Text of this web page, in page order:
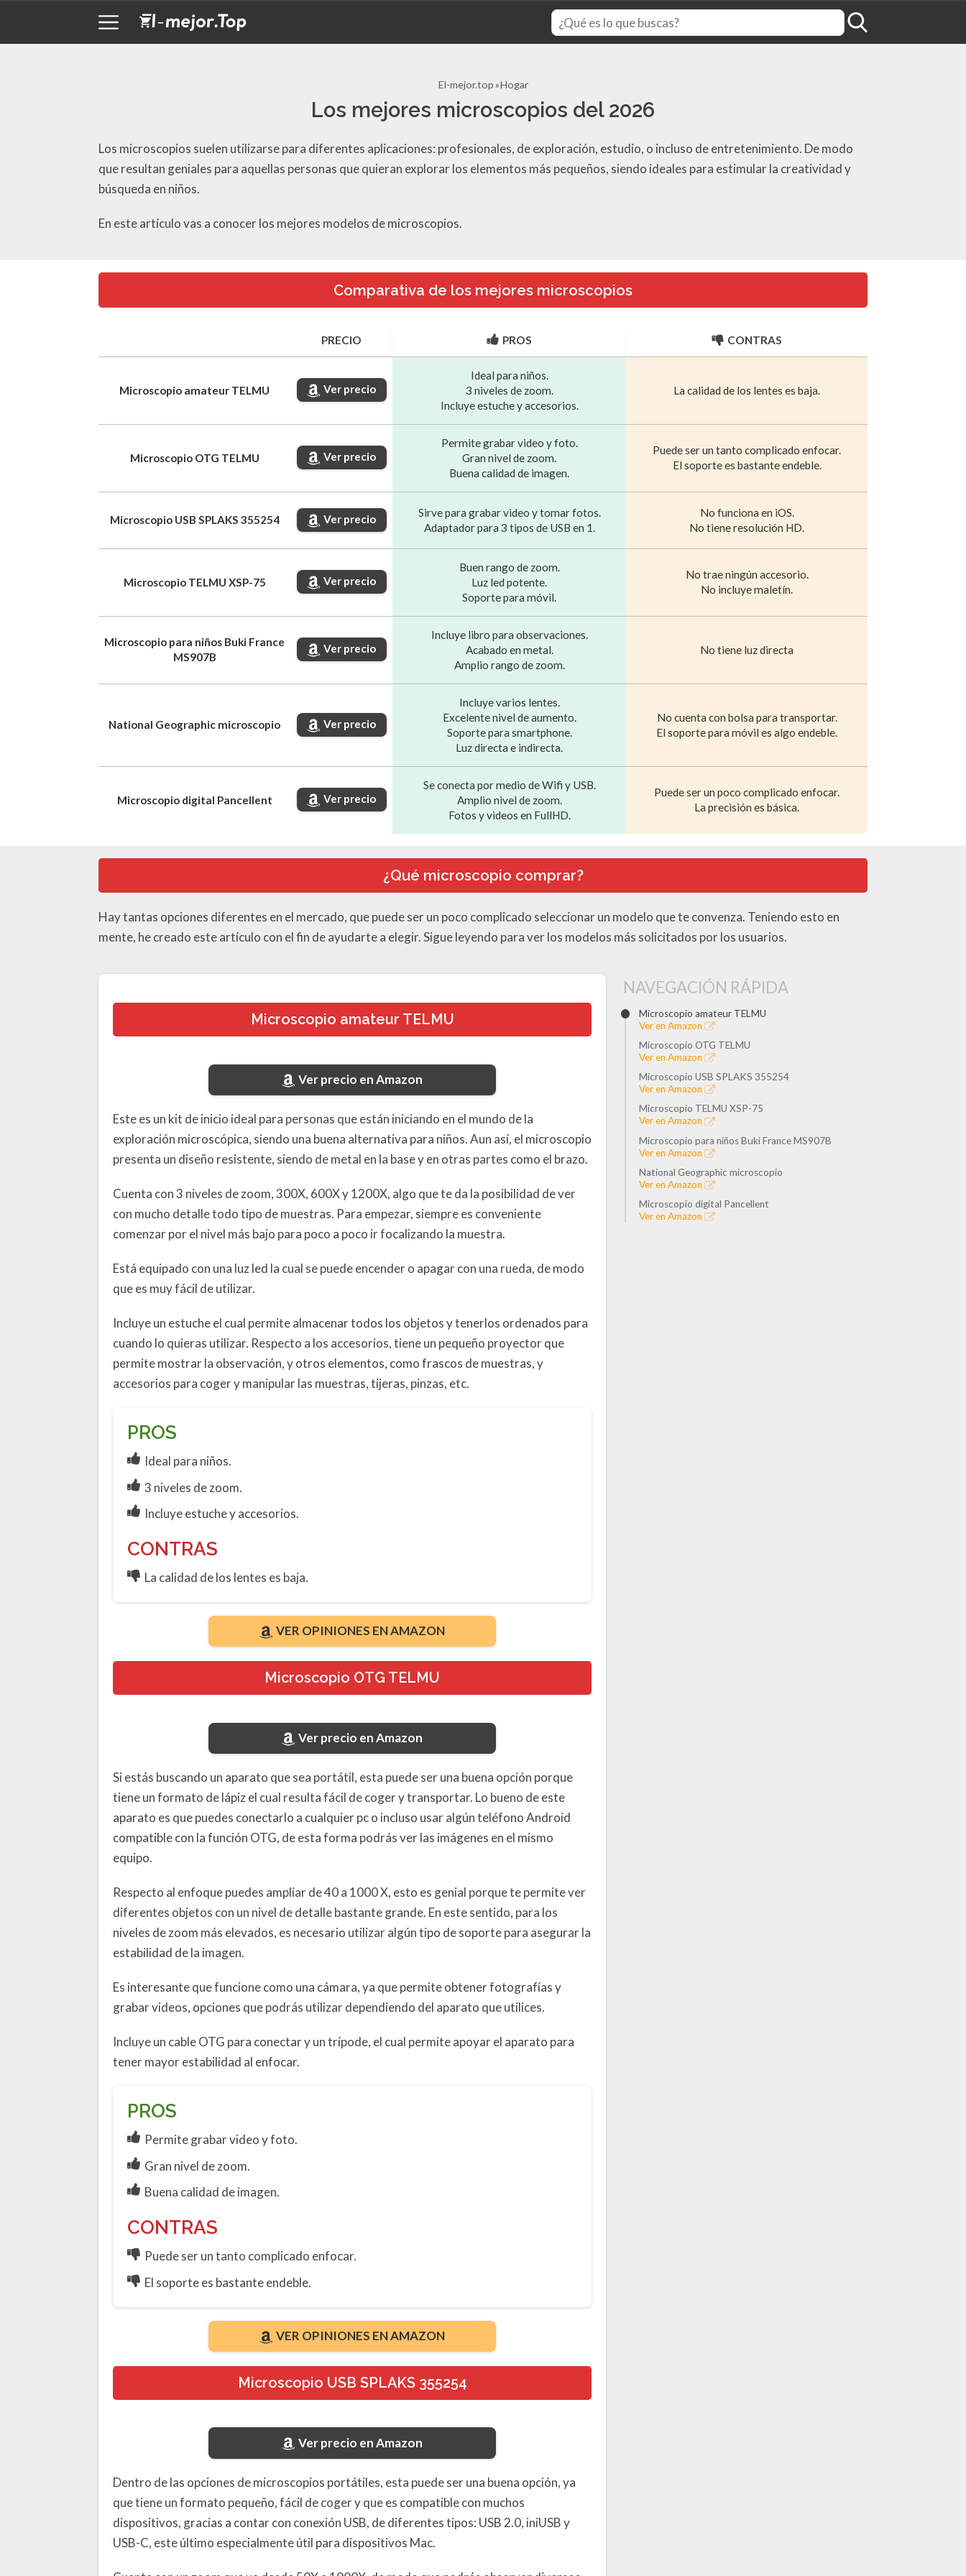
El-mejor.top Hogar
Los mejores microscopios del 2026
Los microscopios suelen utilizarse para diferentes aplicaciones: profesionales, de exploración, estudio, o incluso de entretenimiento. De modo
que resultan geniales para aquellas personas que quieran explorar los elementos más pequeños, siendo ideales para estimular la creatividad y
búsqueda en niños.
En este artículo vas a conocer los mejores modelos de microscopios.
Comparativa de los mejores microscopios
PRECIO PROS CONTRAS
Microscopio amateur TELMU Ver precio
Ideal para niños.
3 niveles de zoom.
Incluye estuche y accesorios.
La calidad de los lentes es baja.
Microscopio OTG TELMU Ver precio
Permite grabar video y foto.
Gran nivel de zoom.
Buena calidad de imagen.
Puede ser un tanto complicado enfocar.
El soporte es bastante endeble.
Microscopio USB SPLAKS 355254 Ver precio
Sirve para grabar video y tomar fotos.
Adaptador para 3 tipos de USB en 1.
No funciona en iOS.
No tiene resolución HD.
Microscopio TELMU XSP-75 Ver precio
Buen rango de zoom.
Luz led potente.
Soporte para móvil.
No trae ningún accesorio.
No incluye maletín.
Microscopio para niños Buki France
MS907B
Ver precio
Incluye libro para observaciones.
Acabado en metal.
Amplio rango de zoom.
No tiene luz directa
National Geographic microscopio Ver precio
Incluye varios lentes.
Excelente nivel de aumento.
Soporte para smartphone.
Luz directa e indirecta.
No cuenta con bolsa para transportar.
El soporte para móvil es algo endeble.
Microscopio digital Pancellent Ver precio
Se conecta por medio de Wifi y USB.
Amplio nivel de zoom.
Fotos y videos en FullHD.
Puede ser un poco complicado enfocar.
La precisión es básica.
¿Qué microscopio comprar?
Hay tantas opciones diferentes en el mercado, que puede ser un poco complicado seleccionar un modelo que te convenza. Teniendo esto en
mente, he creado este artículo con el fin de ayudarte a elegir. Sigue leyendo para ver los modelos más solicitados por los usuarios.
NAVEGACIÓN RÁPIDA
Microscopio amateur TELMU
Ver en Amazon
Microscopio OTG TELMU
Ver en Amazon
Microscopio USB SPLAKS 355254
Ver en Amazon
Microscopio TELMU XSP-75
Ver en Amazon
Microscopio para niños Buki France MS907B
Ver en Amazon
National Geographic microscopio
Ver en Amazon
Microscopio digital Pancellent
Ver en Amazon
Microscopio amateur TELMU
Ver precio en Amazon
Este es un kit de inicio ideal para personas que están iniciando en el mundo de la
exploración microscópica, siendo una buena alternativa para niños. Aun así, el microscopio
presenta un diseño resistente, siendo de metal en la base y en otras partes como el brazo.
Cuenta con 3 niveles de zoom, 300X, 600X y 1200X, algo que te da la posibilidad de ver
con mucho detalle todo tipo de muestras. Para empezar, siempre es conveniente
comenzar por el nivel más bajo para poco a poco ir focalizando la muestra.
Está equipado con una luz led la cual se puede encender o apagar con una rueda, de modo
que es muy fácil de utilizar.
Incluye un estuche el cual permite almacenar todos los objetos y tenerlos ordenados para
cuando lo quieras utilizar. Respecto a los accesorios, tiene un pequeño proyector que
permite mostrar la observación, y otros elementos, como frascos de muestras, y
accesorios para coger y manipular las muestras, tijeras, pinzas, etc.
PROS
Ideal para niños.
3 niveles de zoom.
Incluye estuche y accesorios.
CONTRAS
La calidad de los lentes es baja.
VER OPINIONES EN AMAZON
Microscopio OTG TELMU
Ver precio en Amazon
Si estás buscando un aparato que sea portátil, esta puede ser una buena opción porque
tiene un formato de lápiz el cual resulta fácil de coger y transportar. Lo bueno de este
aparato es que puedes conectarlo a cualquier pc o incluso usar algún teléfono Android
compatible con la función OTG, de esta forma podrás ver las imágenes en el mismo
equipo.
Respecto al enfoque puedes ampliar de 40 a 1000 X, esto es genial porque te permite ver
diferentes objetos con un nivel de detalle bastante grande. En este sentido, para los
niveles de zoom más elevados, es necesario utilizar algún tipo de soporte para asegurar la
estabilidad de la imagen.
Es interesante que funcione como una cámara, ya que permite obtener fotografías y
grabar videos, opciones que podrás utilizar dependiendo del aparato que utilices.
Incluye un cable OTG para conectar y un trípode, el cual permite apoyar el aparato para
tener mayor estabilidad al enfocar.
PROS
Permite grabar video y foto.
Gran nivel de zoom.
Buena calidad de imagen.
CONTRAS
Puede ser un tanto complicado enfocar.
El soporte es bastante endeble.
VER OPINIONES EN AMAZON
Microscopio USB SPLAKS 355254
Ver precio en Amazon
Dentro de las opciones de microscopios portátiles, esta puede ser una buena opción, ya
que tiene un formato pequeño, fácil de coger y que es compatible con muchos
dispositivos, gracias a contar con conexión USB, de diferentes tipos: USB 2.0, iniUSB y
USB-C, este último especialmente útil para dispositivos Mac.